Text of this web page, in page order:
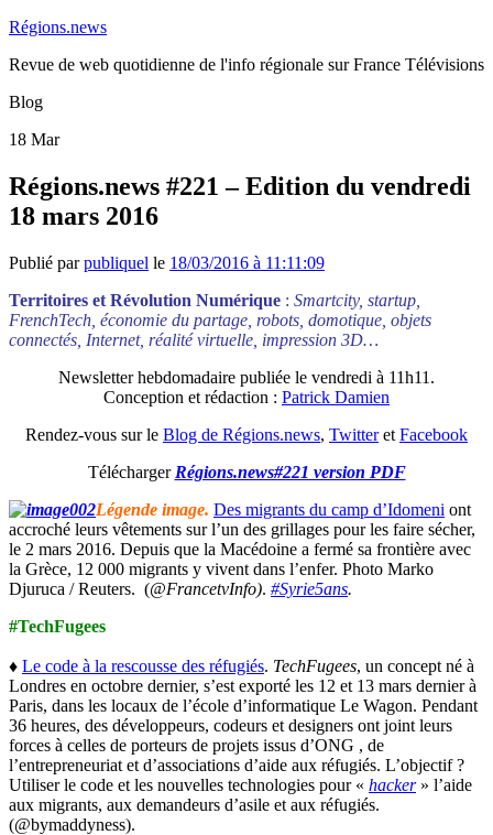
Régions.news
Revue de web quotidienne de l'info régionale sur France Télévisions
Blog
18 Mar
Régions.news #221 – Edition du vendredi
18 mars 2016
Publié parpubliquel le 18/03/2016 à 11:11:09
Territoires et Révolution Numérique : Smartcity, startup,
FrenchTech, économie du partage, robots, domotique, objets
connectés, Internet, réalité virtuelle, impression 3D…
Newsletter hebdomadaire publiée le vendredi à 11h11.
Conception et rédaction : Patrick Damien
Rendez-vous sur le Blog de Régions.news, Twitteret Facebook
Télécharger Régions.news#221 version PDF
Légende image. Des migrants du camp d’Idomeni ont
accroché leurs vêtements sur l’un des grillages pour les faire sécher,
le 2 mars 2016. Depuis que la Macédoine a fermé sa frontière avec
la Grèce, 12 000 migrants y vivent dans l’enfer. Photo Marko
Djuruca / Reuters. (@FrancetvInfo). #Syrie5ans.
#TechFugees
♦ Le code à la rescousse des réfugiés. TechFugees, un concept né à
Londres en octobre dernier, s’est exporté les 12 et 13 mars dernier à
Paris, dans les locaux de l’école d’informatique Le Wagon. Pendant
36 heures, des développeurs, codeurs et designers ont joint leurs
forces à celles de porteurs de projets issus d’ONG , de
l’entrepreneuriat et d’associations d’aide aux réfugiés. L’objectif ?
Utiliser le code et les nouvelles technologies pour « hacker » l’aide
aux migrants, aux demandeurs d’asile et aux réfugiés.
(@bymaddyness).